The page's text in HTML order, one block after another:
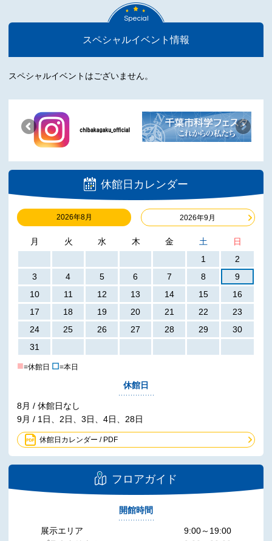
休館日カレンダー
2026年8月 2026年9月
月 火 水 木 金 土
日
1
2
3
4 5 6 7 8
9
10
11 12 13 14 15
16
17
18 19 20 21 22
23
24
25 26 27 28 29
30
31
■=休館日 ☐=本日
休館日
8月 / 休館日なし
9月 / 1日、2日、3日、4日、28日
休館日カレンダー / PDF
フロアガイド
開館時間
展示エリア
9:00～19:00
Special
スペシャルイベント情報
スペシャルイベントはございません。